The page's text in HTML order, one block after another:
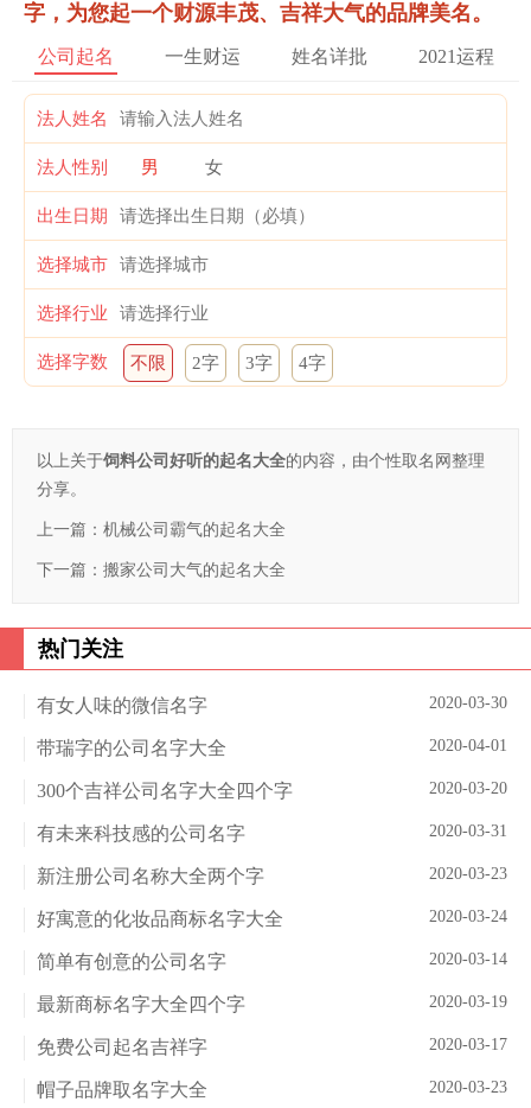
字，为您起一个财源丰茂、吉祥大气的品牌美名。
公司起名 一生财运 姓名详批 2021运程
法人姓名
法人性别 男 女
出生日期
选择城市
选择行业
选择字数 不限 2字 3字 4字
以上关于饲料公司好听的起名大全的内容，由个性取名网整理
分享。
上一篇： 机械公司霸气的起名大全
下一篇： 搬家公司大气的起名大全
热门关注
2020-03-30
有女人味的微信名字
2020-04-01
带瑞字的公司名字大全
2020-03-20
300个吉祥公司名字大全四个字
2020-03-31
有未来科技感的公司名字
2020-03-23
新注册公司名称大全两个字
2020-03-24
好寓意的化妆品商标名字大全
2020-03-14
简单有创意的公司名字
2020-03-19
最新商标名字大全四个字
2020-03-17
免费公司起名吉祥字
2020-03-23
帽子品牌取名字大全